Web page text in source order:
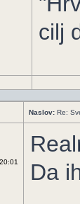
cilj
Naslov: Re:
Da